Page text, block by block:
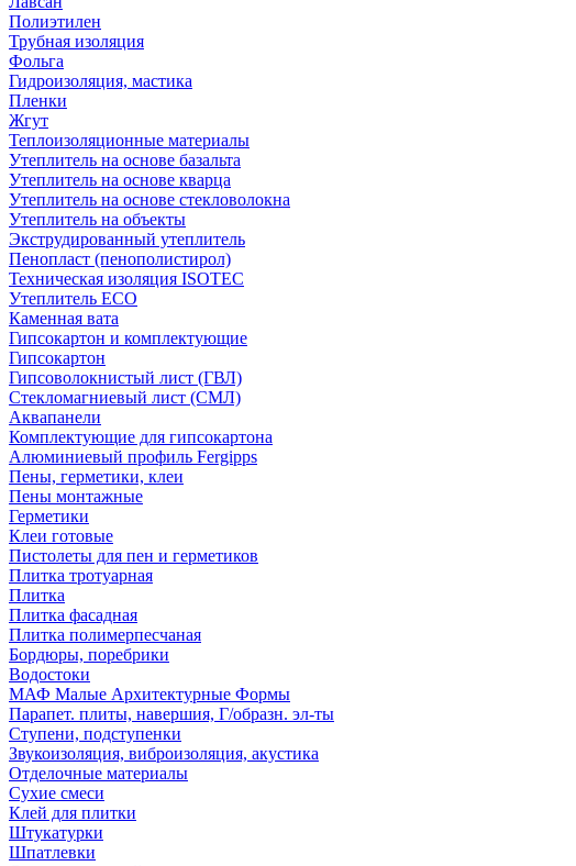
Полиэтилен
Трубная изоляция
Фольга
Гидроизоляция, мастика
Пленки
Жгут
Теплоизоляционные материалы
Утеплитель на основе базальта
Утеплитель на основе кварца
Утеплитель на основе стекловолокна
Утеплитель на объекты
Экструдированный утеплитель
Пенопласт (пенополистирол)
Техническая изоляция ISOTEC
Утеплитель ECO
Каменная вата
Гипсокартон и комплектующие
Гипсокартон
Гипсоволокнистый лист (ГВЛ)
Стекломагниевый лист (СМЛ)
Аквапанели
Комплектующие для гипсокартона
Алюминиевый профиль Fergipps
Пены, герметики, клеи
Пены монтажные
Герметики
Клеи готовые
Пистолеты для пен и герметиков
Плитка тротуарная
Плитка
Плитка фасадная
Плитка полимерпесчаная
Бордюры, поребрики
Водостоки
МАФ Малые Архитектурные Формы
Парапет. плиты, навершия, Г/образн. эл-ты
Ступени, подступенки
Звукоизоляция, виброизоляция, акустика
Отделочные материалы
Сухие смеси
Клей для плитки
Штукатурки
Шпатлевки